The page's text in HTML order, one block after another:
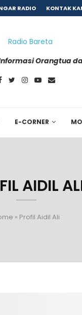
BARETA
RADIO KONTAK
Orangtua
E-CORNER
AIDIL
» Profil Aidil Ali